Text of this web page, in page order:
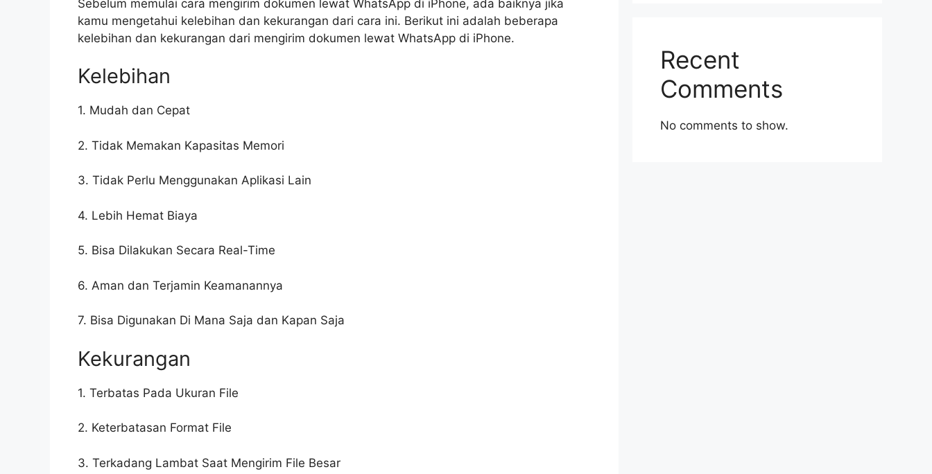
Sebelum memulai cara mengirim dokumen lewat WhatsApp di iPhone, ada baiknya jika
kamu mengetahui kelebihan dan kekurangan dari cara ini. Berikut ini adalah beberapa
kelebihan dan kekurangan dari mengirim dokumen lewat WhatsApp di iPhone.
Kelebihan
1. Mudah dan Cepat
2. Tidak Memakan Kapasitas Memori
3. Tidak Perlu Menggunakan Aplikasi Lain
4. Lebih Hemat Biaya
5. Bisa Dilakukan Secara Real-Time
6. Aman dan Terjamin Keamanannya
7. Bisa Digunakan Di Mana Saja dan Kapan Saja
Kekurangan
1. Terbatas Pada Ukuran File
2. Keterbatasan Format File
3. Terkadang Lambat Saat Mengirim File Besar
Recent
Comments
No comments to show.